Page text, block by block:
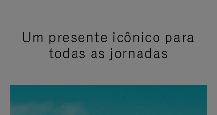
Um presente icônico para
todas as jornadas